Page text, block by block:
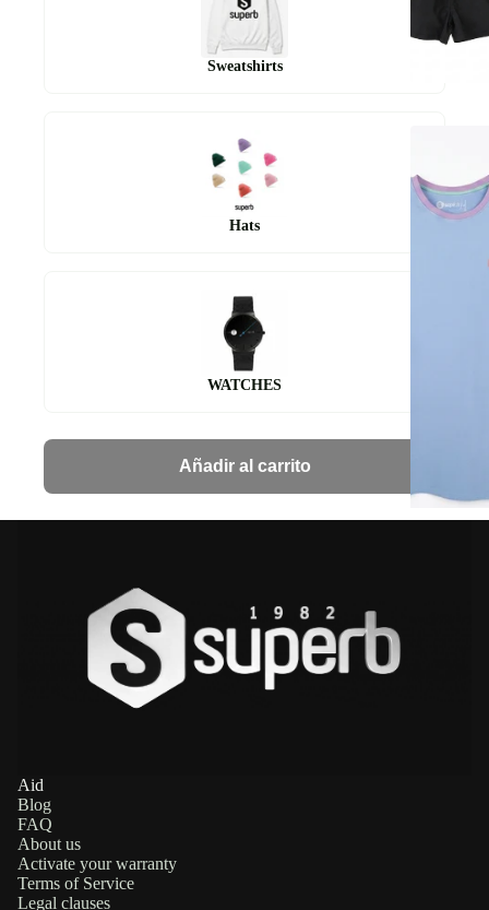
Sweatshirts
Hats
WATCHES
Añadir al carrito
Aid
Blog
FAQ
About us
Activate your warranty
Terms of Service
Legal clauses